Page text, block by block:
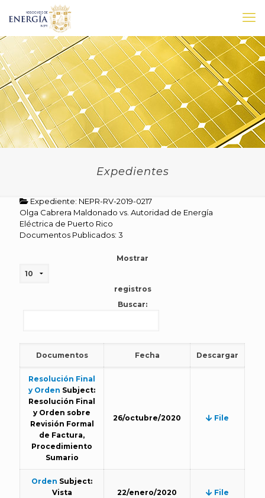
Expedientes
Expediente: NEPR-RV-2019-0217
Olga Cabrera Maldonado vs. Autoridad de Energía
Eléctrica de Puerto Rico
Documentos Publicados: 3
Mostrar
registros
Buscar:
Documentos Fecha Descargar
Resolución Final
y Orden Subject:
Resolución Final
y Orden sobre
Revisión Formal
de Factura,
Procedimiento
Sumario
26/octubre/2020 File
Orden Subject:
Vista
22/enero/2020 File